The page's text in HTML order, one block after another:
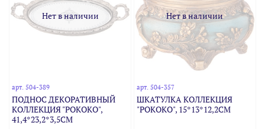
Нет в наличии
арт.504-389
ПОДНОС ДЕКОРАТИВНЫЙ
КОЛЛЕКЦИЯ "РОКОКО",
41,4*23,2*3,5CM
Нет в наличии
арт. 504-357
ШКАТУЛКА КОЛЛЕКЦИЯ
"РОКОКО", 15*13*12,2CM